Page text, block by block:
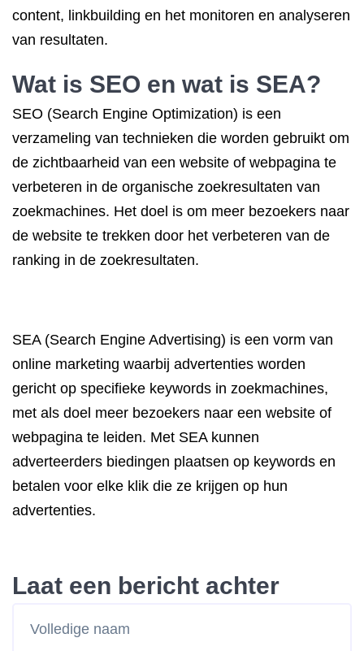
content, linkbuilding en het monitoren en analyseren
van resultaten.
Wat is SEO en wat is SEA?
SEO (Search Engine Optimization) is een
verzameling van technieken die worden gebruikt om
de zichtbaarheid van een website of webpagina te
verbeteren in de organische zoekresultaten van
zoekmachines. Het doel is om meer bezoekers naar
de website te trekken door het verbeteren van de
ranking in de zoekresultaten.
SEA (Search Engine Advertising) is een vorm van
online marketing waarbij advertenties worden
gericht op specifieke keywords in zoekmachines,
met als doel meer bezoekers naar een website of
webpagina te leiden. Met SEA kunnen
adverteerders biedingen plaatsen op keywords en
betalen voor elke klik die ze krijgen op hun
advertenties.
Laat een bericht achter